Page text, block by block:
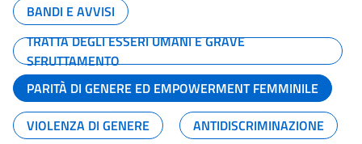
BANDI E AVVISI
TRATTA DEGLI ESSERI UMANI E GRAVE
SFRUTTAMENTO
PARITÀ DI GENERE ED EMPOWERMENT FEMMINILE
VIOLENZA DI GENERE
ANTIDISCRIMINAZIONE